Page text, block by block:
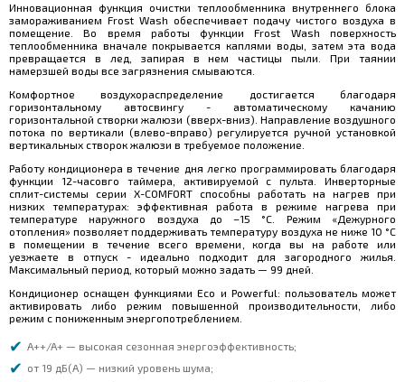
Инновационная функция очистки теплообменника внутреннего блока
замораживанием Frost Wash обеспечивает подачу чистого воздуха в
помещение. Во время работы функции Frost Wash поверхность
теплообменника вначале покрывается каплями воды, затем эта вода
превращается в лед, запирая в нем частицы пыли. При таянии
намерзшей воды все загрязнения смываются.
Комфортное воздухораспределение достигается благодаря
горизонтальному автосвингу - автоматическому качанию
горизонтальной створки жалюзи (вверх-вниз). Направление воздушного
потока по вертикали (влево-вправо) регулируется ручной установкой
вертикальных створок жалюзи в требуемое положение.
Работу кондиционера в течение дня легко программировать благодаря
функции 12-часовго таймера, активируемой с пульта. Инверторные
сплит-системы серии X-COMFORT способны работать на нагрев при
низких температурах: эффективная работа в режиме нагрева при
температуре наружного воздуха до –15 °C. Режим «Дежурного
отопления» позволяет поддерживать температуру воздуха не ниже 10 °C
в помещении в течение всего времени, когда вы на работе или
уезжаете в отпуск - идеально подходит для загородного жилья.
Максимальный период, который можно задать — 99 дней.
Кондиционер оснащен функциями Eco и Powerful: пользователь может
активировать либо режим повышенной производительности, либо
режим с пониженным энергопотреблением.
A++/A+ — высокая сезонная энергоэффективность;
от 19 дБ(А) — низкий уровень шума;